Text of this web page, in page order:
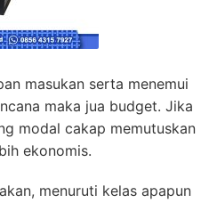
masukan serta menemui
maka jua budget. Jika
modal cakap memutuskan
ekonomis.
menuruti kelas apapun